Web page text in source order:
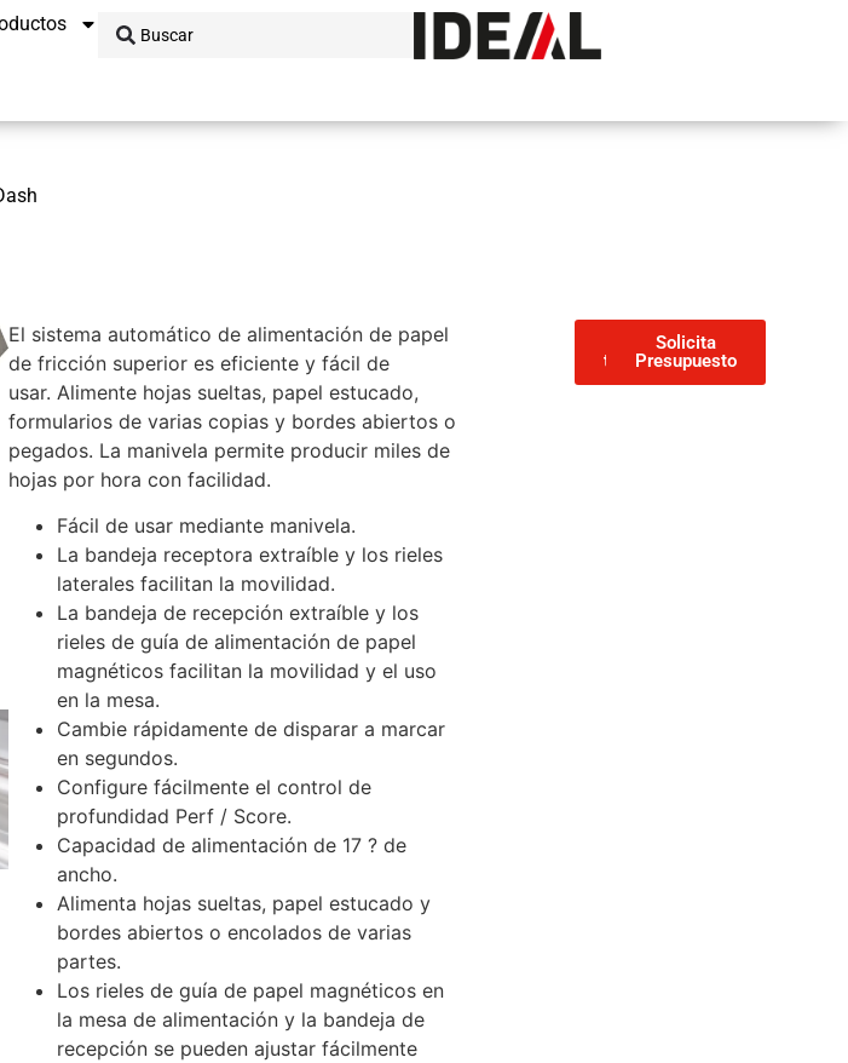
El sistema automático de alimentación de papel
de fricción superior es eficiente y fácil de
usar. Alimente hojas sueltas, papel estucado,
formularios de varias copias y bordes abiertos o
pegados. La manivela permite producir miles de
hojas por hora con facilidad.
Fácil de usar mediante manivela.
La bandeja receptora extraíble y los rieles
laterales facilitan la movilidad.
La bandeja de recepción extraíble y los
rieles de guía de alimentación de papel
magnéticos facilitan la movilidad y el uso
en la mesa.
Cambie rápidamente de disparar a marcar
en segundos.
Configure fácilmente el control de
profundidad Perf / Score.
Capacidad de alimentación de 17 ? de
ancho.
Alimenta hojas sueltas, papel estucado y
bordes abiertos o encolados de varias
partes.
Los rieles de guía de papel magnéticos en
la mesa de alimentación y la bandeja de
recepción se pueden ajustar fácilmente
técnica
Solicita
Presupuesto